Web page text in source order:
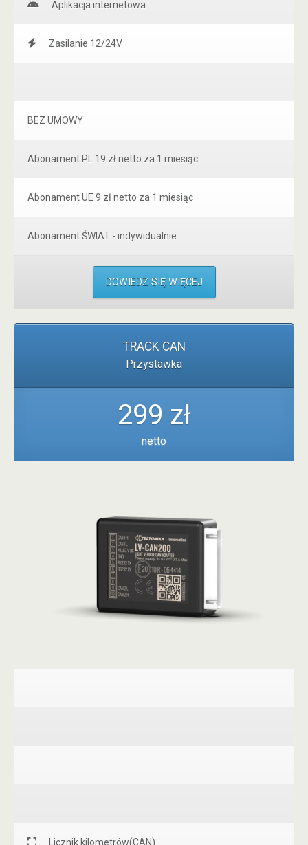
Aplikacja internetowa
Zasilanie 12/24V
BEZ UMOWY
Abonament PL 19 zł netto za 1 miesiąc
Abonament UE 9 zł netto za 1 miesiąc
Abonament ŚWIAT - indywidualnie
DOWIEDZ SIĘ WIĘCEJ
TRACK CAN
Przystawka
299 zł
netto
Licznik kilometrów(CAN)